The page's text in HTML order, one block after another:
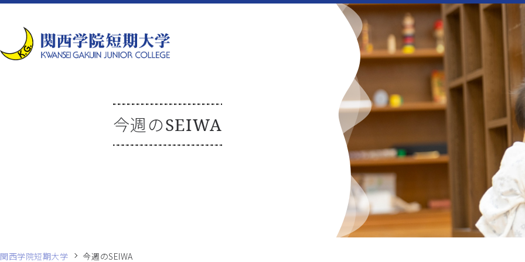
今週のSEIWA
関西学院短期大学 今週のSEIWA